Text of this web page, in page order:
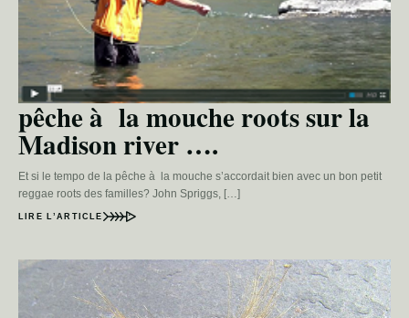
pêche à la mouche roots sur la
Madison river ….
Et si le tempo de la pêche à la mouche s’accordait bien avec un bon petit
reggae roots des familles? John Spriggs, […]
LIRE L’ARTICLE